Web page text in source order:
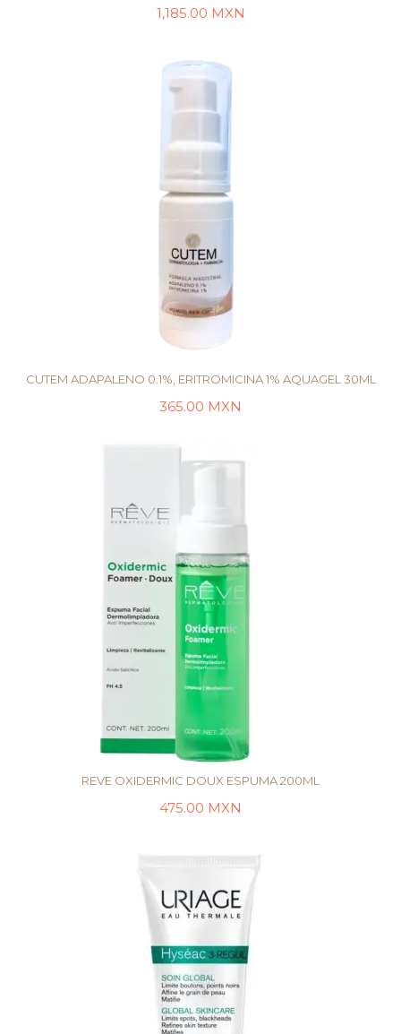
1,185.00 MXN
CUTEM ADAPALENO 0.1%, ERITROMICINA 1% AQUAGEL 30ML
365.00 MXN
REVE OXIDERMIC DOUX ESPUMA 200ML
475.00 MXN